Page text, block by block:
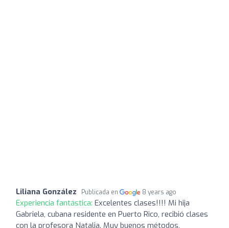
Liliana González Publicada en 8 years ago
Experiencia fantástica: Excelentes clases!!!! Mi hija
Gabriela, cubana residente en Puerto Rico, recibió clases
con la profesora Natalia. Muy buenos métodos,